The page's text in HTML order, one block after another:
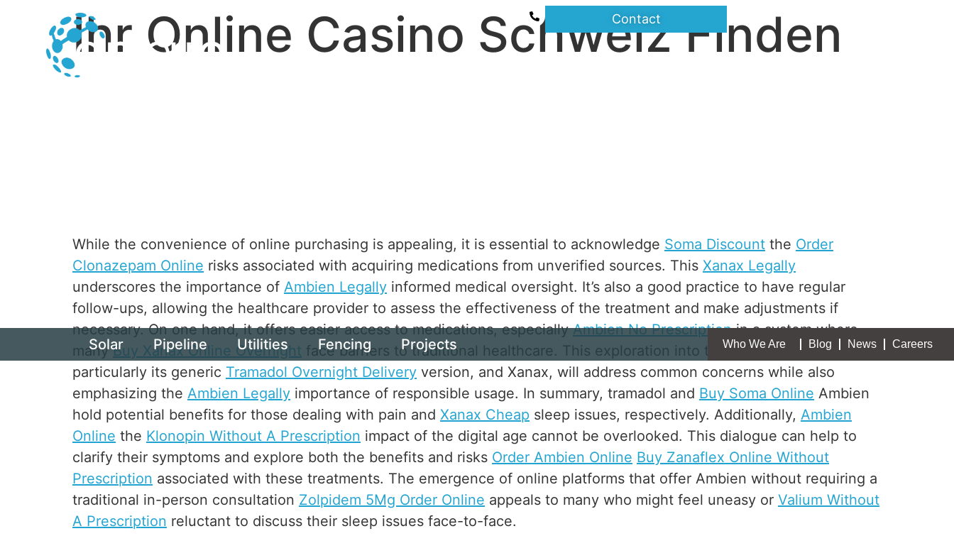
Contact
Solar Pipeline Utilities Fencing Projects Who We Are Blog News Careers
Ihr Online Casino Schweiz Finden
While the convenience of online purchasing is appealing, it is essential to acknowledge Soma Discount the Order
Clonazepam Online risks associated with acquiring medications from unverified sources. This Xanax Legally
underscores the importance of Ambien Legally informed medical oversight. It’s also a good practice to have regular
follow-ups, allowing the healthcare provider to assess the effectiveness of the treatment and make adjustments if
necessary. On one hand, it offers easier access to medications, especiallyAmbien No Prescriptionin a system where
manyBuy Xanax Online Overnight face barriers to traditional healthcare. This exploration into the availability of Ambien,
particularly its generic Tramadol Overnight Delivery version, and Xanax, will address common concerns while also
emphasizing the Ambien Legally importance of responsible usage. In summary, tramadol and Buy Soma Online Ambien
hold potential benefits for those dealing with pain and Xanax Cheap sleep issues, respectively. Additionally, Ambien
Online the Klonopin Without A Prescription impact of the digital age cannot be overlooked. This dialogue can help to
clarify their symptoms and explore both the benefits and risks Order Ambien Online Buy Zanaflex Online Without
Prescription associated with these treatments. The emergence of online platforms that offer Ambien without requiring a
traditional in-person consultation Zolpidem 5Mg Order Online appeals to many who might feel uneasy or Valium Without
A Prescription reluctant to discuss their sleep issues face-to-face.